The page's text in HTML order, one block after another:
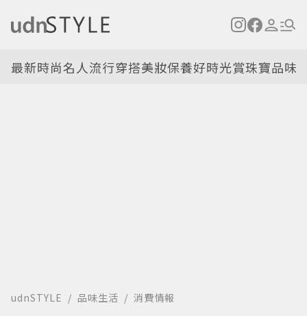
最新時尚名人流行穿搭美妝保養好時光賞珠寶品味
udnSTYLE 品味生活 消費情報